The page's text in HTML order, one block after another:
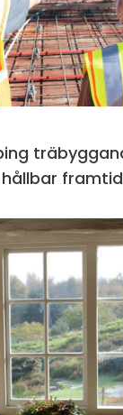
ett
framtid